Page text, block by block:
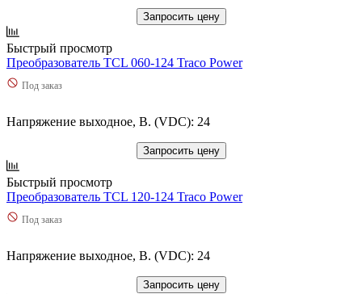
Запросить цену
Быстрый просмотр
Преобразователь TCL 060-124 Traco Power
Под заказ
Напряжение выходное, В. (VDC): 24
Запросить цену
Быстрый просмотр
Преобразователь TCL 120-124 Traco Power
Под заказ
Напряжение выходное, В. (VDC): 24
Запросить цену